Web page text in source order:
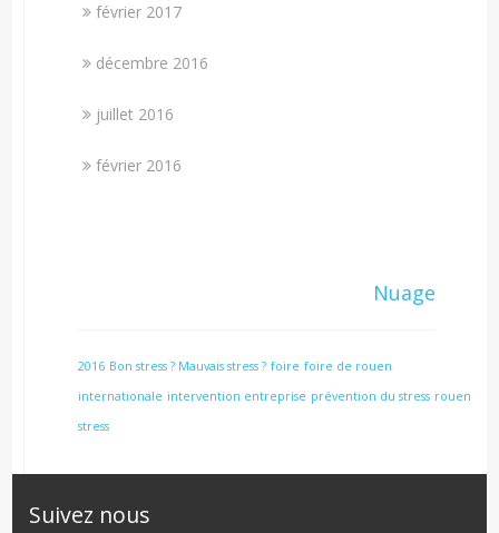
février 2017
décembre 2016
juillet 2016
février 2016
Nuage
2016 Bon stress ? Mauvais stress ? foire foire de rouen
internationale intervention entreprise prévention du stress rouen
stress
Suivez nous